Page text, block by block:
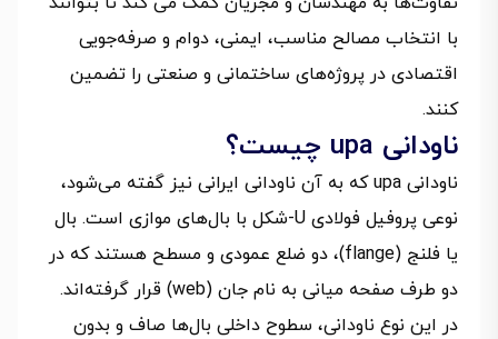
با انتخاب مصالح مناسب، ایمنی، دوام و صرفه‌جویی
اقتصادی در پروژه‌های ساختمانی و صنعتی را تضمین
کنند.
ناودانی upa چیست؟
ناودانی upa که به آن ناودانی ایرانی نیز گفته می‌شود،
نوعی پروفیل فولادی U-شکل با بال‌های موازی است. بال
یا فلنج (flange)، دو ضلع عمودی و مسطح هستند که در
دو طرف صفحه میانی به نام جان (web) قرار گرفته‌اند.
در این نوع ناودانی، سطوح داخلی بال‌ها صاف و بدون